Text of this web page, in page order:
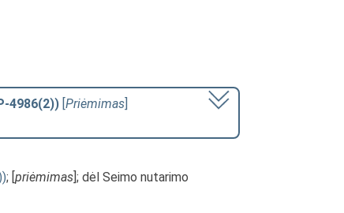
4986(2)) [Priėmimas]
; [priėmimas]; dėl Seimo nutarimo